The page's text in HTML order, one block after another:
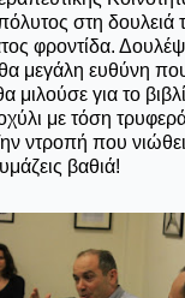
στη δουλειά
φροντίδα.
μεγάλη ευθύνη
μιλούσε για το
με τόση
ντροπή που
βαθιά!